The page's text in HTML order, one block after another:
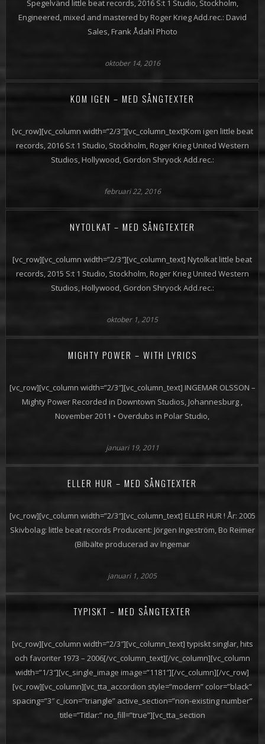
Spegelvänd little beat records, 2016 S:t 1 Studio, Stockholm,
Engineered, mixed and mastered by Roger Krieg Add.rec.: David
Sales, Frank Ådahl Photo
oktober 14, 2016
KOM IGEN – MED SÅNGTEXTER
[vc_row][vc_column width=”2/3″][vc_column_text]Kom igen little beat
records, 2016 S:t 1 Studio, Stockholm, Roger Krieg United Western
Studios, Hollywood, Gordon Shryock Add.rec.:
februari 22, 2016
NYTOLKAT – MED SÅNGTEXTER
[vc_row][vc_column width=”2/3″][vc_column_text] Nytolkat little beat
records, 2015 S:t 1 Studio, Stockholm, Roger Krieg United Western
Studios, Hollywood, Gordon Shryock Add.rec.:
oktober 1, 2015
MIGHTY POWER – WITH LYRICS
[vc_row][vc_column width=”2/3″][vc_column_text] INGEMAR OLSSON –
Mighty Power Recorded in Downtown Studios, Johannesburg ,
November 2011 • Overdubs in Polar Studio,
januari 19, 2011
ELLER HUR – MED SÅNGTEXTER
[vc_row][vc_column width=”2/3″][vc_column_text] ELLER HUR ! År: 2005
Skivbolag: little beat records Producent: Jörgen Ingeström, Bo Reimer
(Bilbälte producerad av Ingemar
januari 1, 2005
TYPISKT – MED SÅNGTEXTER
[vc_row][vc_column width=”2/3″][vc_column_text] typiskt singlar, hits
och favoriter 1973 – 2006[/vc_column_text][/vc_column][vc_column
width=”1/3″][vc_single_image image=”1181″][/vc_column][/vc_row]
[vc_row][vc_column][vc_tta_accordion style=”modern” color=”black”
spacing=”3″ c_icon=”triangle” active_section=”non-existing number”
title=”Titlar:” no_fill=”true”][vc_tta_section